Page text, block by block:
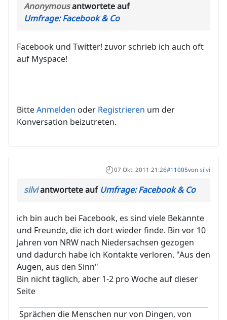
Anonymousantwortete auf
Umfrage: Facebook & Co
Facebook und Twitter! zuvor schrieb ich auch oft
auf Myspace!
BitteAnmelden oder Registrieren um der
Konversation beizutreten.
07 Okt. 2011 21:26#11005von silvi
silviantwortete auf Umfrage: Facebook & Co
ich bin auch bei Facebook, es sind viele Bekannte
und Freunde, die ich dort wieder finde. Bin vor 10
Jahren von NRW nach Niedersachsen gezogen
und dadurch habe ich Kontakte verloren. "Aus den
Augen, aus den Sinn"
Bin nicht täglich, aber 1-2 pro Woche auf dieser
Seite
Sprächen die Menschen nur von Dingen, von